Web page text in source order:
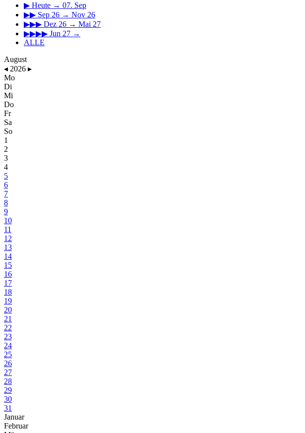
▶ Heute → 07. Sep
▶▶ Sep 26 → Nov 26
▶▶▶ Dez 26 → Mai 27
▶▶▶▶ Jun 27 →
ALLE
August
◂ 2026 ▸
Mo
Di
Mi
Do
Fr
Sa
So
1
2
3
4
5
6
7
8
9
10
11
12
13
14
15
16
17
18
19
20
21
22
23
24
25
26
27
28
29
30
31
Januar
Februar